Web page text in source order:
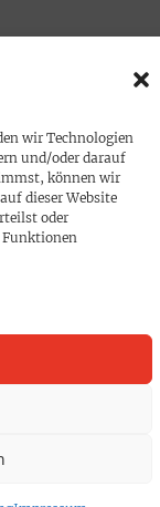
wir Technologien
und/oder darauf
können wir
dieser Website
oder